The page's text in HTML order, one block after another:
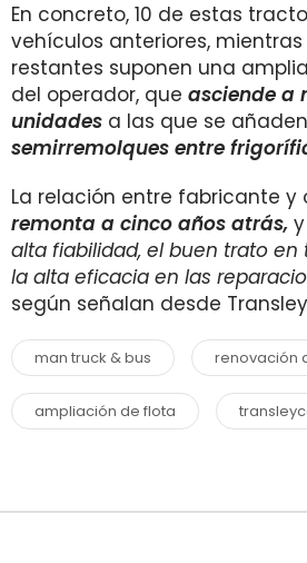
En concreto, 10 de estas
vehículos anteriores,
restantes suponen una
del operador, que asciende a
unidades a las que se
semirremolques entre
La relación entre fabricante y
remonta a cinco años atrás,
alta fiabilidad, el buen trato en
la alta eficacia en las
según señalan desde
man truck & bus renovación
ampliación de flota